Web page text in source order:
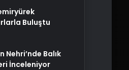
Buluştu
Nehri’nde Balık
İnceleniyor